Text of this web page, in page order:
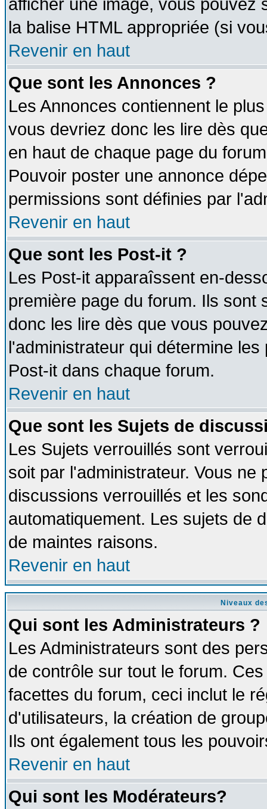
afficher une image, vous pouvez
la balise HTML appropriée (si
Revenir en haut
Que sont les Annonces ?
Les Annonces contiennent le
vous devriez donc les lire dès
en haut de chaque page du
Pouvoir poster une annonce
permissions sont définies par
Revenir en haut
Que sont les Post-it ?
Les Post-it apparaîssent en-
première page du forum. Ils
donc les lire dès que vous
l'administrateur qui détermine
Post-it dans chaque forum.
Revenir en haut
Que sont les Sujets de
Les Sujets verrouillés sont
soit par l'administrateur. Vous
discussions verrouillés et les
automatiquement. Les sujets de
de maintes raisons.
Revenir en haut
Niveaux
Qui sont les Administrateurs ?
Les Administrateurs sont des
de contrôle sur tout le forum.
facettes du forum, ceci inclut le
d'utilisateurs, la création de
Ils ont également tous les
Revenir en haut
Qui sont les Modérateurs?